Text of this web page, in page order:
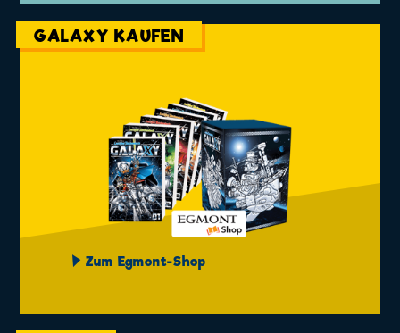
GALAXY KAUFEN
Zum Egmont-Shop